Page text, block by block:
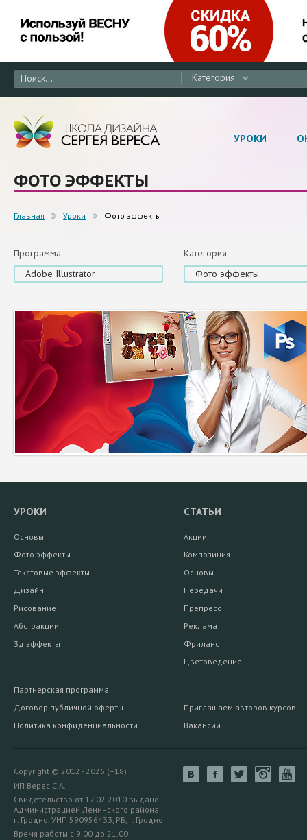
Категория
УРОКИ
ФОТО ЭФФЕКТЫ
Главная Уроки Фото эффекты
Программа:
Adobe Illustrator
Категория:
Фото эффекты
УРОКИ
Основы
Фото эффекты
Текстовые эффекты
Дизайн
Рисование
Абстракции
3д эффекты
СТАТЬИ
Акции
Композиция
Основы
Передачи
Препресс
Реклама
Фриланс
Цветоведение
Партнерская программа
Договор публичной оферты
Политика конфиденциальности
Приглашаем авторов курсов
Вакансии
Copyright © 2012 - 2026 (+18)
ИП Верес С.А.
Свидетельство от 17.02.2010 выдано
Администрацией Ленинского района
г. Гродно, УНП 590956433, РБ, г. Гродно
Время работы с 9.00 до 21.00